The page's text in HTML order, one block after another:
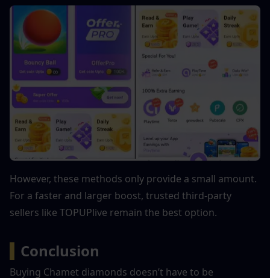
However, these methods only provide a small amount.
For a faster and larger boost, trusted third-party
sellers like TOPUPlive remain the best option.
Conclusion
Buying Chamet diamonds doesn’t have to be